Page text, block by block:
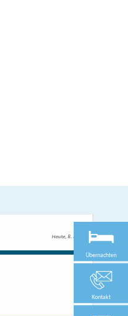
Heute, 8. 8.
Übernachten
Kontakt